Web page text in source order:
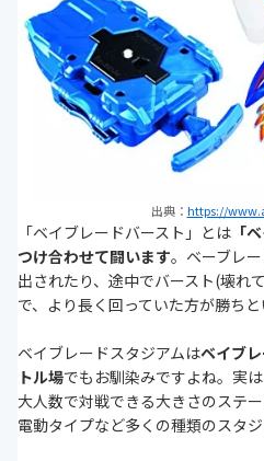
出典： https://
「ベイブレードバースト」とは 「
つけ合わせて闘います。ベーブレ
出されたり、途中でバースト(壊れ
で、より長く回っていた方が勝ちと
ベイブレードスタジアムはベイブ
トル場でもお馴染みですよね。実
大人数で対戦できる大きさのステ
電動タイプなど多くの種類のスタジ